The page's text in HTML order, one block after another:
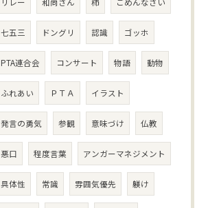
七五三 ドングリ 認識 ゴッホ
PTA連合会 コンサート 物語 動物
ふれあい ＰＴＡ イラスト
発言の勇気 参観 意味づけ 仏教
悪口 程度言葉 アンガーマネジメント
具体性 常識 雰囲気優先 躾け